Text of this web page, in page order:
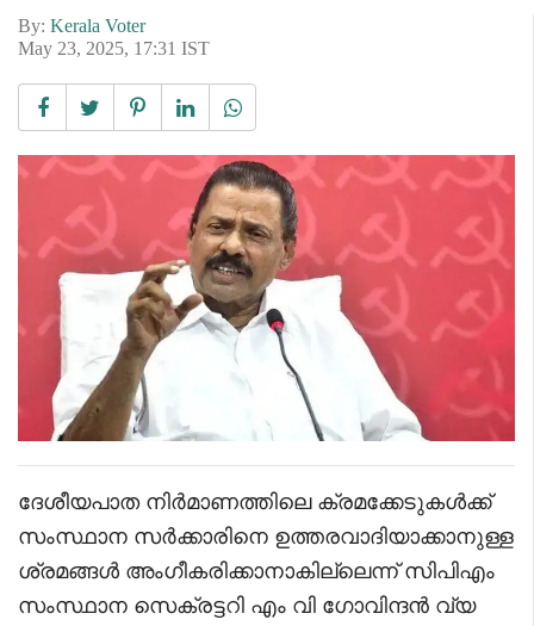
By: Kerala Voter
May 23, 2025, 17:31 IST
ദേശീയപാത നിർമാണത്തിലെ ക്രമക്കേടുകൾക്ക്
സംസ്ഥാന സർക്കാരിനെ ഉത്തരവാദിയാക്കാനുള്ള
ശ്രമങ്ങൾ അംഗീകരിക്കാനാകില്ലെന്ന് സിപിഎം
സംസ്ഥാന സെക്രട്ടറി എം വി ഗോവിന്ദൻ വ്യ